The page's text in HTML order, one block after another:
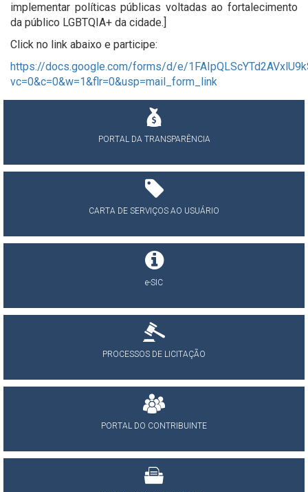
implementar políticas públicas voltadas ao fortalecimento
da público LGBTQIA+ da cidade.]
Click no link abaixo e participe:
https://docs.google.com/forms/d/e/
vc=0&c=0&w=1&flr=0&usp=mail_form_link
PORTAL DA TRANSPARÊNCIA
CARTA DE SERVIÇOS AO USUÁRIO
e-SIC
PROCESSOS DE LICITAÇÃO
PORTAL DO CONTRIBUINTE